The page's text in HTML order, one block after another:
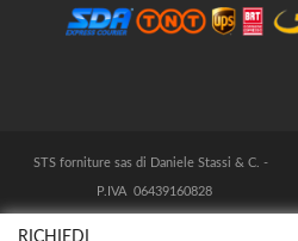
STS forniture sas di Daniele Stassi & C. -
P.IVA 06439160828
RICHIEDI